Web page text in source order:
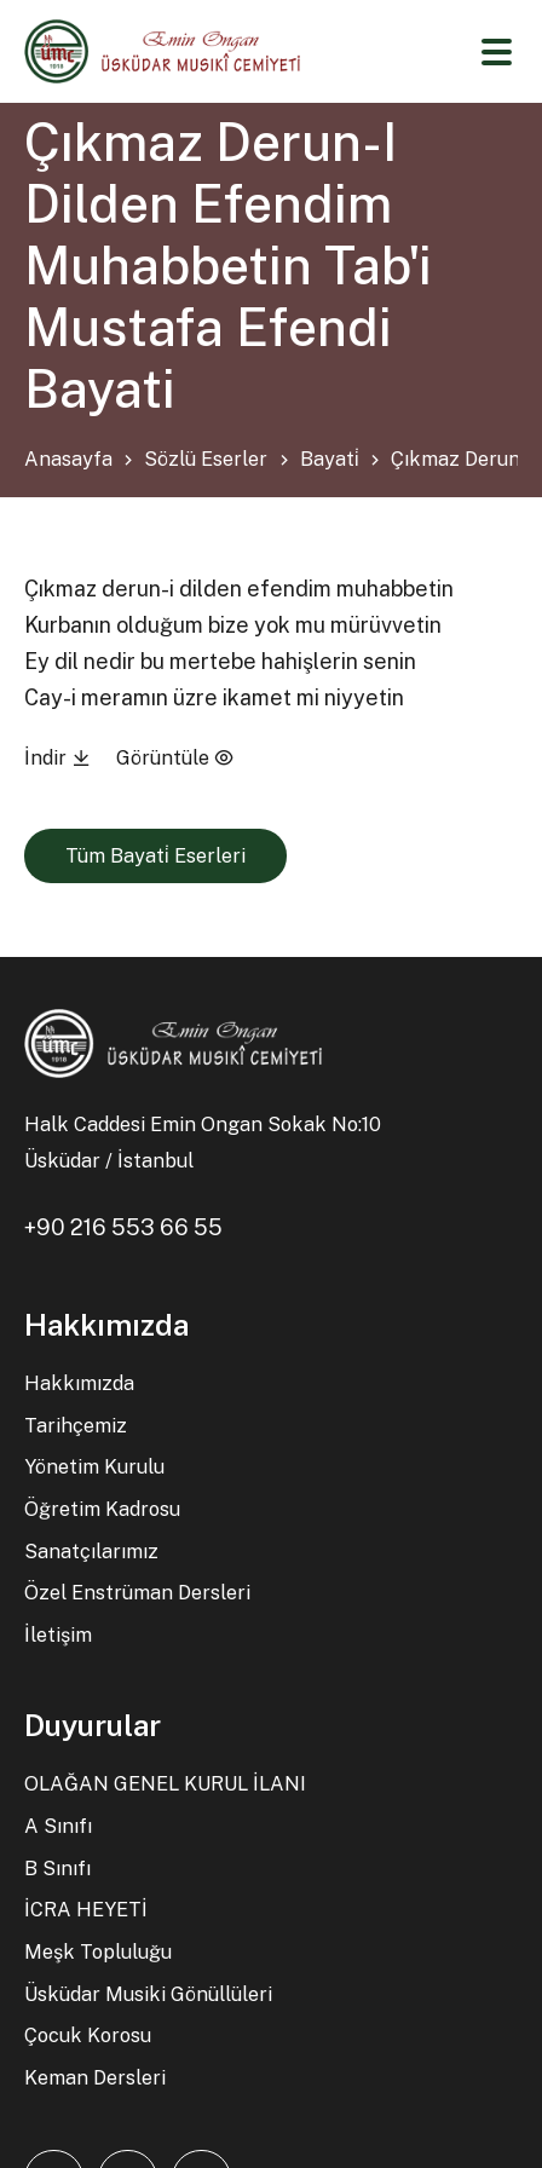
Çıkmaz Derun-I
Dilden Efendim
Muhabbetin Tab'i
Mustafa Efendi
Bayati
Anasayfa Sözlü Eserler Bayati̇ Çıkmaz Derun-
Çıkmaz derun-i dilden efendim muhabbetin
Kurbanın olduğum bize yok mu mürüvvetin
Ey dil nedir bu mertebe hahişlerin senin
Cay-i meramın üzre ikamet mi niyyetin
İndir Görüntüle
Tüm Bayati̇ Eserleri
Halk Caddesi Emin Ongan Sokak No:10
Üsküdar / İstanbul
+90 216 553 66 55
Hakkımızda
Hakkımızda
Tarihçemiz
Yönetim Kurulu
Öğretim Kadrosu
Sanatçılarımız
Özel Enstrüman Dersleri
İletişim
Duyurular
OLAĞAN GENEL KURUL İLANI
A Sınıfı
B Sınıfı
İCRA HEYETİ
Meşk Topluluğu
Üsküdar Musiki Gönüllüleri
Çocuk Korosu
Keman Dersleri